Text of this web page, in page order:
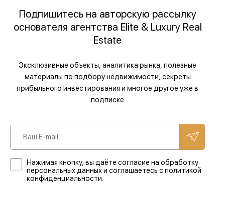
Подпишитесь на авторскую рассылку
основателя агентства Elite & Luxury Real
Estate
Эксклюзивные объекты, аналитика рынка, полезные
материалы по подбору недвижимости, секреты
прибыльного инвестирования и многое другое уже в
подписке
Нажимая кнопку, вы даёте согласие на обработку
персональных данных и соглашаетесь с политикой
конфиденциальности.